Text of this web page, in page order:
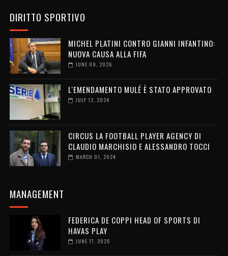
DIRITTO SPORTIVO
MICHEL PLATINI CONTRO GIANNI INFANTINO:
NUOVA CAUSA ALLA FIFA
JUNE 09, 2026
L'EMENDAMENTO MULÉ È STATO APPROVATO
JULY 12, 2024
CIRCUS LA FOOTBALL PLAYER AGENCY DI
CLAUDIO MARCHISIO E ALESSANDRO TOCCI
MARCH 01, 2024
MANAGEMENT
FEDERICA DE COPPI HEAD OF SPORTS DI
HAVAS PLAY
JUNE 17, 2026